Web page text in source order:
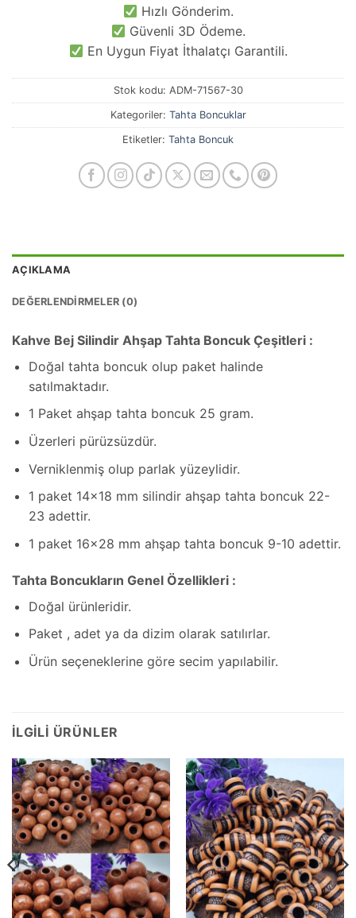
Hızlı Gönderim.
Güvenli 3D Ödeme.
En Uygun Fiyat İthalatçı Garantili.
Stok kodu: ADM-71567-30
Kategoriler: Tahta Boncuklar
Etiketler: Tahta Boncuk
AÇIKLAMA
DEĞERLENDIRMELER (0)
Kahve Bej Silindir Ahşap Tahta Boncuk Çeşitleri :
Doğal tahta boncuk olup paket halinde
satılmaktadır.
1 Paket ahşap tahta boncuk 25 gram.
Üzerleri pürüzsüzdür.
Verniklenmiş olup parlak yüzeylidir.
1 paket 14×18 mm silindir ahşap tahta boncuk 22-
23 adettir.
1 paket 16×28 mm ahşap tahta boncuk 9-10 adettir.
Tahta Boncukların Genel Özellikleri :
Doğal ürünleridir.
Paket , adet ya da dizim olarak satılırlar.
Ürün seçeneklerine göre secim yapılabilir.
İLGILI ÜRÜNLER